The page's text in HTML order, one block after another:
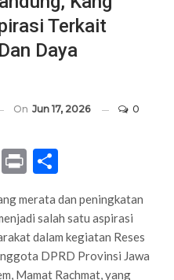
Terkait
Daya
On Jun 17, 2026 0
X Print
merata dan peningkatan
salah satu aspirasi
dalam kegiatan Reses
DPRD Provinsi Jawa
Mamat Rachmat, yang